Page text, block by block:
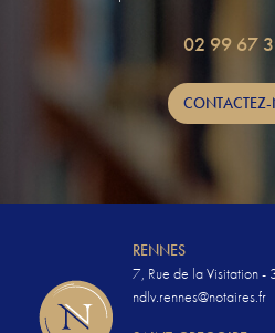
02 99 67
RENNES
7, Rue de la Visitation
ndlv.rennes@notaires.fr